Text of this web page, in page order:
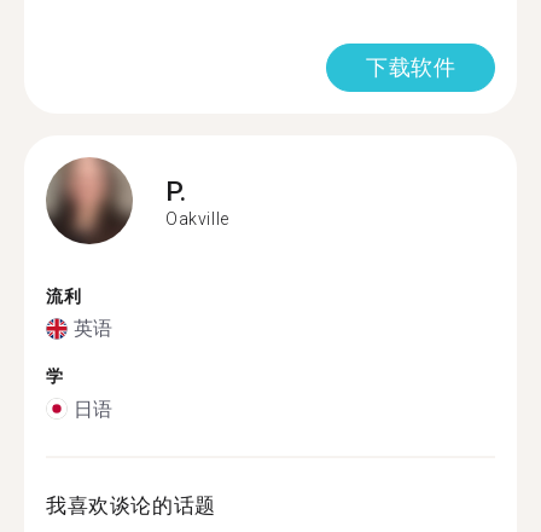
下载软件
P.
Oakville
流利
英语
学
日语
我喜欢谈论的话题